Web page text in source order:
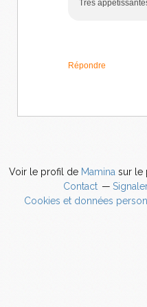
Très
Répondre
Voir le profil de Mamina sur le
Contact
Cookies et données